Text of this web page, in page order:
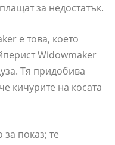
за недостатък.
е това, което
Widowmaker
Тя придобива
кичурите на косата
показ; те